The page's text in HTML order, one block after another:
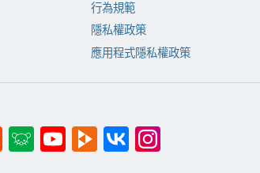
行為規範
隱私權政策
應用程式隱私權政策